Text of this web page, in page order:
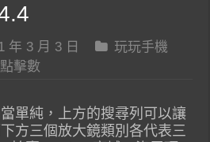
年 3 月 3 日
玩玩手機
擊數
單純，上方的搜尋列可以讓
方三個放大鏡類別各代表三